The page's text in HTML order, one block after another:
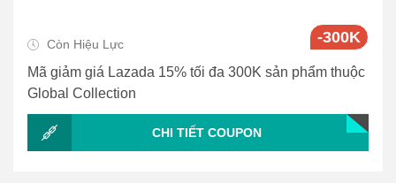
Còn Hiệu Lực -300K
Mã giảm giá Lazada 15% tối đa 300K sản phẩm thuộc
Global Collection
CHI TIẾT COUPON